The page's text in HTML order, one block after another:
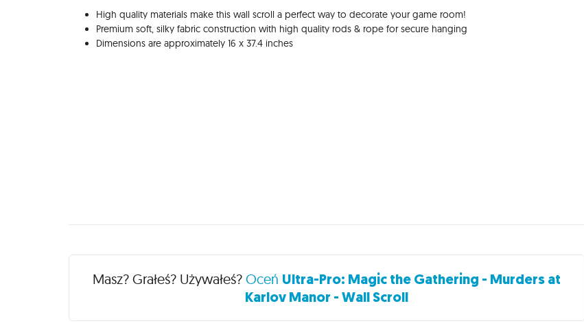
High quality materials make this wall scroll a perfect way to decorate your game room!
Premium soft, silky fabric construction with high quality rods & rope for secure hanging
Dimensions are approximately 16 x 37.4 inches
Recenzje
Masz? Grałeś? Używałeś?Oceń Ultra-Pro: Magic the Gathering - Murders at
Karlov Manor - Wall Scroll